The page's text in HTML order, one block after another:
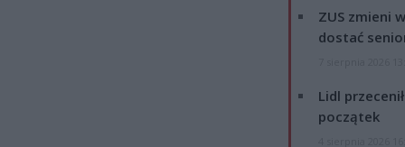
ZUS zmieni
dostać
Lidl
początek